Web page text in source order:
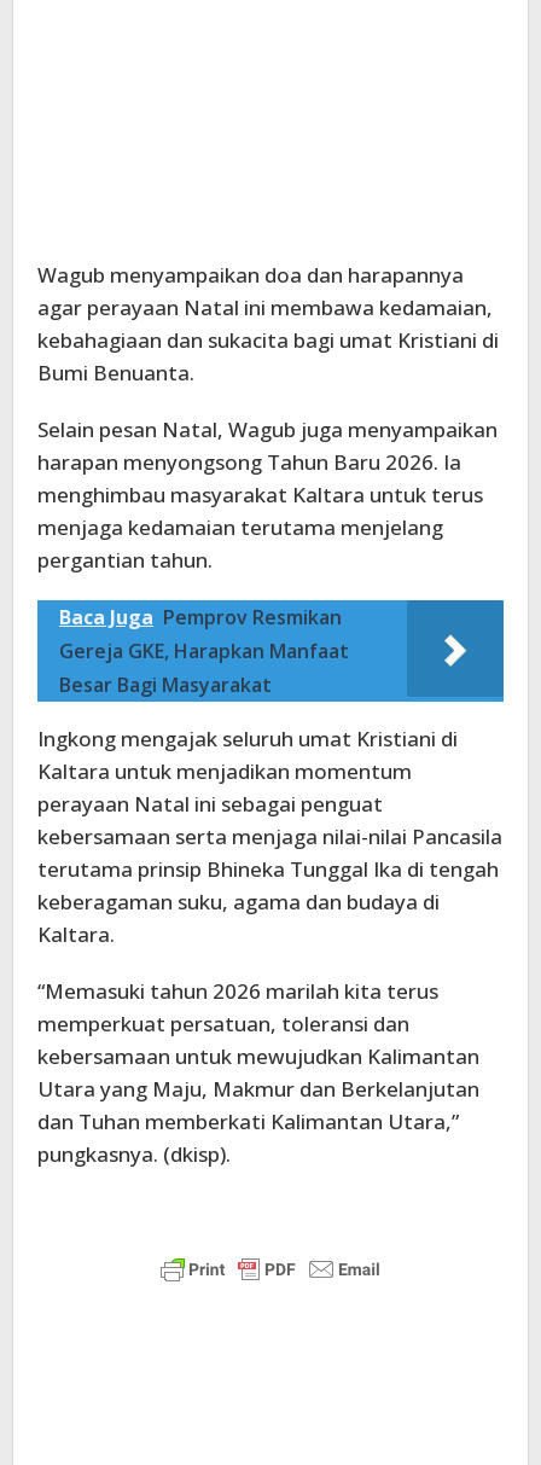
Wagub menyampaikan doa dan harapannya
agar perayaan Natal ini membawa kedamaian,
kebahagiaan dan sukacita bagi umat Kristiani di
Bumi Benuanta.
Selain pesan Natal, Wagub juga menyampaikan
harapan menyongsong Tahun Baru 2026. Ia
menghimbau masyarakat Kaltara untuk terus
menjaga kedamaian terutama menjelang
pergantian tahun.
Baca Juga Pemprov Resmikan
Gereja GKE, Harapkan Manfaat
Besar Bagi Masyarakat
Ingkong mengajak seluruh umat Kristiani di
Kaltara untuk menjadikan momentum
perayaan Natal ini sebagai penguat
kebersamaan serta menjaga nilai-nilai Pancasila
terutama prinsip Bhineka Tunggal Ika di tengah
keberagaman suku, agama dan budaya di
Kaltara.
“Memasuki tahun 2026 marilah kita terus
memperkuat persatuan, toleransi dan
kebersamaan untuk mewujudkan Kalimantan
Utara yang Maju, Makmur dan Berkelanjutan
dan Tuhan memberkati Kalimantan Utara,”
pungkasnya. (dkisp).